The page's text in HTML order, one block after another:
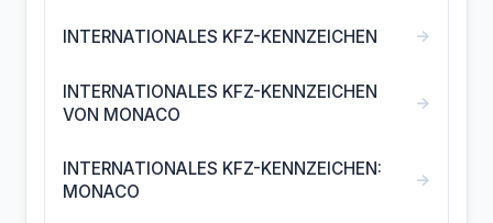
INTERNATIONALES KFZ-KENNZEICHEN →
INTERNATIONALES KFZ-KENNZEICHEN
VON MONACO
→
INTERNATIONALES KFZ-KENNZEICHEN:
MONACO
→